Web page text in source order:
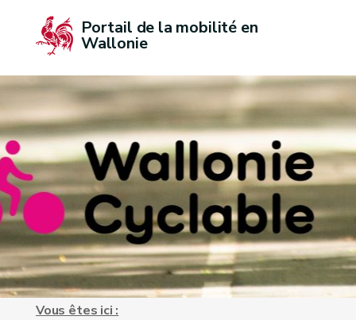
Portail de la mobilité en
Wallonie
Vous êtes ici :